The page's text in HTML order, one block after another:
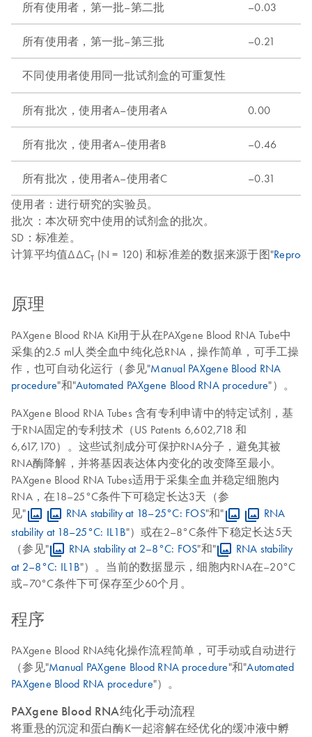
所有使用者，第一批–第二批 –0.03
所有使用者，第一批–第三批 –0.21
不同使用者使用同一批试剂盒的可重复性
所有批次，使用者A–使用者A 0.00
所有批次，使用者A–使用者B –0.46
所有批次，使用者A–使用者C
–0.31
使用者：进行研究的实验员。
批次：本次研究中使用的试剂盒的批次。
SD：标准差。
计算平均值ΔΔCT (N = 120) 和标准差的数据来源于图"
原理
PAXgene Blood RNA Kit用于从在PAXgene Blood RNA Tube中
采集的2.5 ml人类全血中纯化总RNA，操作简单，可手工操
作，也可自动化运行（参见"Manual PAXgene Blood RNA
procedure"和"Automated PAXgene Blood RNA procedure"）。
PAXgene Blood RNA Tubes 含有专利申请中的特定试剂，基
于RNA固定的专利技术（US Patents 6,602,718 和
6,617,170）。这些试剂成分可保护RNA分子，避免其被
RNA酶降解，并将基因表达体内变化的改变降至最小。
PAXgene Blood RNA Tubes适用于采集全血并稳定细胞内
RNA，在18–25°C条件下可稳定长达3天（参
见"
RNA stability at 18–25°C: FOS"和"
RNA
stability at 18–25°C: IL1B"）或在2–8°C条件下稳定长达5天
（参见"
RNA stability at 2–8°C: FOS"和"
RNA stability
at 2–8°C: IL1B"）。当前的数据显示，细胞内RNA在–20°C
或–70°C条件下可保存至少60个月。
程序
PAXgene Blood RNA纯化操作流程简单，可手动或自动进行
（参见"Manual PAXgene Blood RNA procedure"和"Automated
PAXgene Blood RNA procedure"）。
PAXgene Blood RNA纯化手动流程
将重悬的沉淀和蛋白酶K一起溶解在经优化的缓冲液中孵